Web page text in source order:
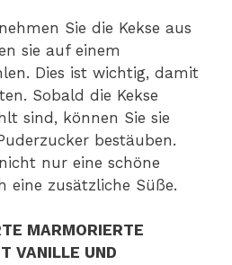
Sie die Kekse aus
sie auf einem
Dies ist wichtig, damit
Sobald die Kekse
sind, können Sie sie
bestäuben.
nur eine schöne
eine zusätzliche Süße.
MARMORIERTE
VANILLE UND